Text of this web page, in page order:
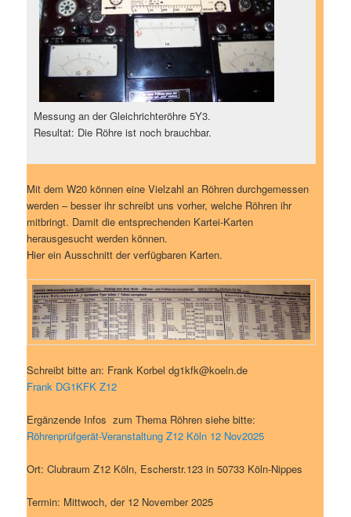
Messung an der Gleichrichteröhre 5Y3.
Resultat: Die Röhre ist noch brauchbar.
Mit dem W20 können eine Vielzahl an Röhren durchgemessen
werden – besser ihr schreibt uns vorher, welche Röhren ihr
mitbringt. Damit die entsprechenden Kartei-Karten
herausgesucht werden können.
Hier ein Ausschnitt der verfügbaren Karten.
Schreibt bitte an: Frank Korbel dg1kfk@koeln.de
Frank DG1KFK Z12
Ergänzende Infos zum Thema Röhren siehe bitte:
Röhrenprüfgerät-Veranstaltung Z12 Köln 12 Nov2025
Ort: Clubraum Z12 Köln, Escherstr.123 in 50733 Köln-Nippes
Termin: Mittwoch, der 12 November 2025